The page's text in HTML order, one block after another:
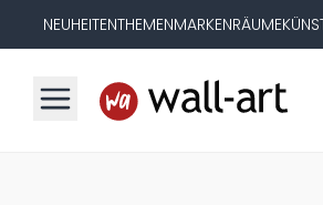
NEUHEITENTHEMENMARKENRÄUME